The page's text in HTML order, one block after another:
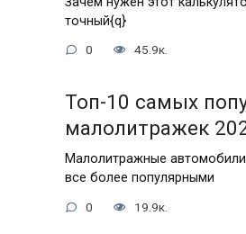
точный{q}
0 45.9к.
Топ-10 самых
малолитражек
Малолитражные автомобили
все более популярными
0 19.9к.